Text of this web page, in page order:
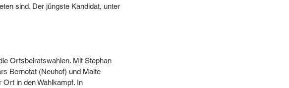
sind. Der jüngste Kandidat, unter
Ortsbeiratswahlen. Mit Stephan
Bernotat (Neuhof) und Malte
in den Wahlkampf. In